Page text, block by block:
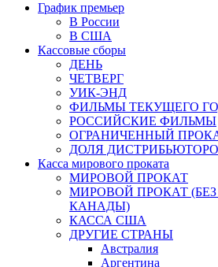
График премьер
В России
В США
Кассовые сборы
ДЕНЬ
ЧЕТВЕРГ
УИК-ЭНД
ФИЛЬМЫ ТЕКУЩЕГО
РОССИЙСКИЕ ФИЛЬМЫ
ОГРАНИЧЕННЫЙ
ДОЛЯ
Касса мирового проката
МИРОВОЙ ПРОКАТ
МИРОВОЙ ПРОКАТ
КАНАДЫ)
КАССА США
ДРУГИЕ СТРАНЫ
Австралия
Аргентина